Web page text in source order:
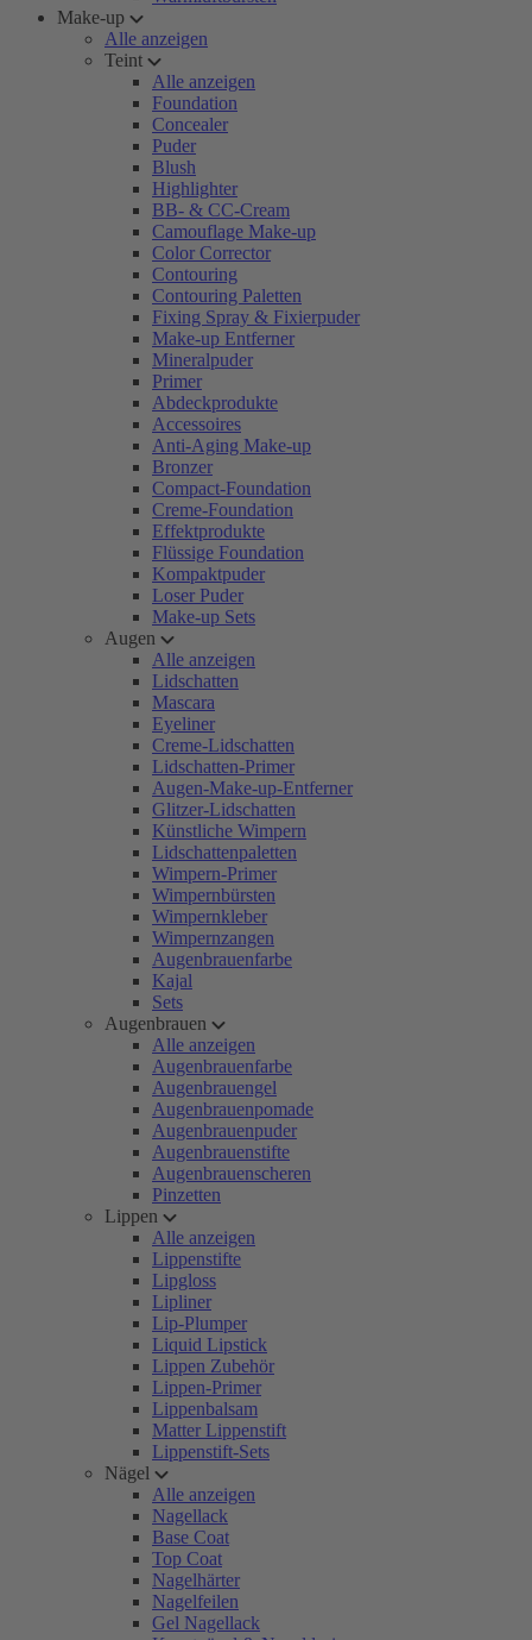
Make-up
Alle anzeigen
Teint
Alle anzeigen
Foundation
Concealer
Puder
Blush
Highlighter
BB- & CC-Cream
Camouflage Make-up
Color Corrector
Contouring
Contouring Paletten
Fixing Spray & Fixierpuder
Make-up Entferner
Mineralpuder
Primer
Abdeckprodukte
Accessoires
Anti-Aging Make-up
Bronzer
Compact-Foundation
Creme-Foundation
Effektprodukte
Flüssige Foundation
Kompaktpuder
Loser Puder
Make-up Sets
Augen
Alle anzeigen
Lidschatten
Mascara
Eyeliner
Creme-Lidschatten
Lidschatten-Primer
Augen-Make-up-Entferner
Glitzer-Lidschatten
Künstliche Wimpern
Lidschattenpaletten
Wimpern-Primer
Wimpernbürsten
Wimpernkleber
Wimpernzangen
Augenbrauenfarbe
Kajal
Sets
Augenbrauen
Alle anzeigen
Augenbrauenfarbe
Augenbrauengel
Augenbrauenpomade
Augenbrauenpuder
Augenbrauenstifte
Augenbrauenscheren
Pinzetten
Lippen
Alle anzeigen
Lippenstifte
Lipgloss
Lipliner
Lip-Plumper
Liquid Lipstick
Lippen Zubehör
Lippen-Primer
Lippenbalsam
Matter Lippenstift
Lippenstift-Sets
Nägel
Alle anzeigen
Nagellack
Base Coat
Top Coat
Nagelhärter
Nagelfeilen
Gel Nagellack